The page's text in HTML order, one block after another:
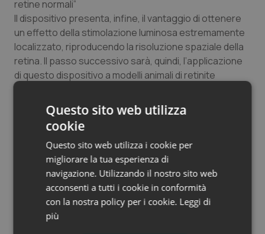
Salute orale & impianti
Sangue & coagulazione
Tiroide
Tumore al seno
Tumori del Polmone & Testa Collo
Tumori gastrointestinali
retine normali”
Il dispositivo presenta, infine, il vantaggio di ottenere
un effetto della stimolazione luminosa estremamente
localizzato, riproducendo la risoluzione spaziale della
retina. Il passo successivo sarà, quindi, l’applicazione
di questo dispositivo a modelli animali di retinite
sua efficacia nel recuperare la funzione visiva, la sua
biocompatibilità e durata a lungo termine.
19 Marzo 2013
© Riproduzione riservata
Questo sito web utilizza
cookie
Questo sito web utilizza i cookie per
migliorare la tua esperienza di
navigazione. Utilizzando il nostro sito web
acconsenti a tutti i cookie in conformità
con la nostra policy per i cookie. Leggi di
più